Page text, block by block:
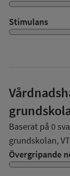
Stimulans
Baserat på 0
grundskolan,
Övergripande